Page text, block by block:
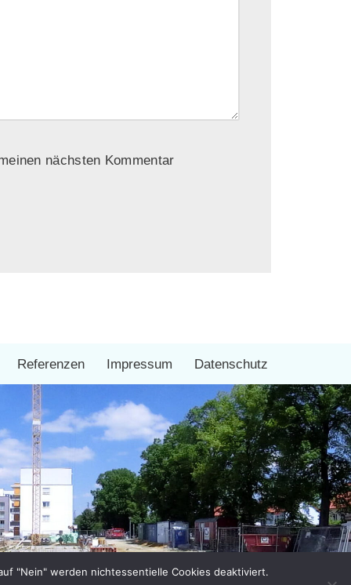
nächsten Kommentar
Referenzen Impressum Datenschutz
"Nein" werden nichtessentielle Cookies deaktiviert.